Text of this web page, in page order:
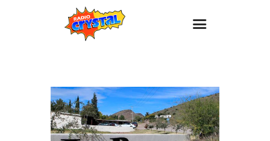
Estaciones
Eventos
Promociones